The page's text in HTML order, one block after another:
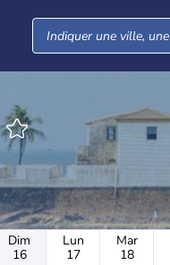
Dim
16
Lun
17
Mar
18